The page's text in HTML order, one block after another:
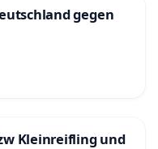
gegen
Kleinreifling und